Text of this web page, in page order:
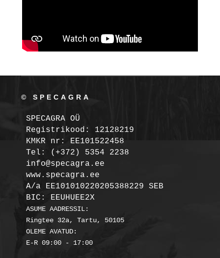
© SPECAGRA
SPECAGRA OÜ
Registrikood: 12128219
KMKR nr: EE101522458
Tel: (+372) 5354 2238
info@specagra.ee
A/a EE101010220205388229 SEB
BIC: EEUHUEE2X
ASUME AADRESSIL:
Ringtee 32a, Tartu, 50105
OLEME AVATUD:
E-R 09:00 - 17:00